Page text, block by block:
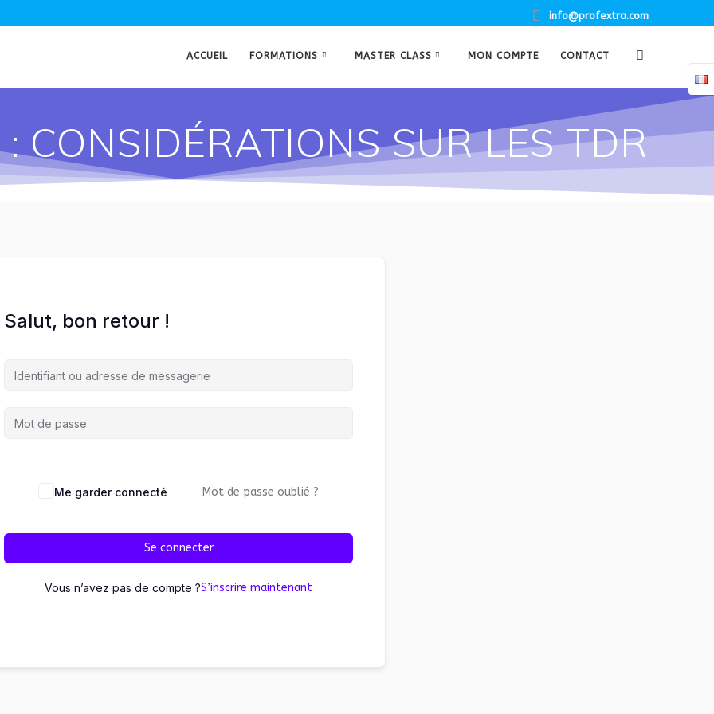
info@profextra.com
ACCUEIL FORMATIONS MASTER CLASS MON COMPTE CONTACT
CONSIDÉRATIONS SUR LES TDR
Salut, bon retour !
Me garder connecté Mot de passe oublié ?
Se connecter
Vous n’avez pas de compte ?S’inscrire maintenant